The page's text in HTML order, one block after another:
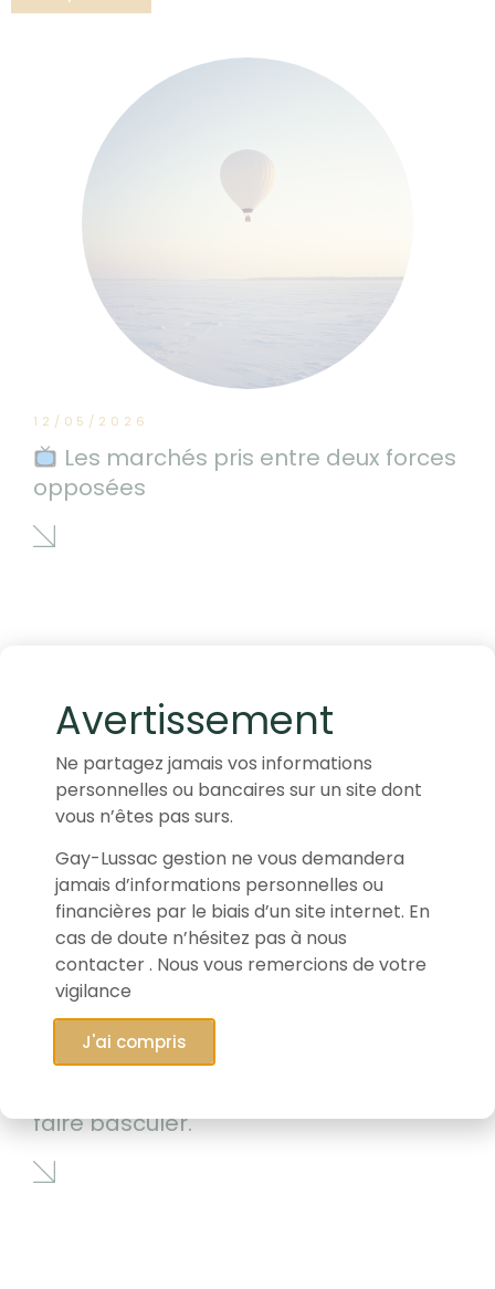
12/05/2026
Les marchés pris entre deux forces
opposées
faire basculer.
Avertissement
Ne partagez jamais vos informations
personnelles ou bancaires sur un site dont
vous n’êtes pas surs.
Gay-Lussac gestion ne vous demandera
jamais d’informations personnelles ou
financières par le biais d’un site internet. En
cas de doute n’hésitez pas à nous
contacter . Nous vous remercions de votre
vigilance
J'ai compris